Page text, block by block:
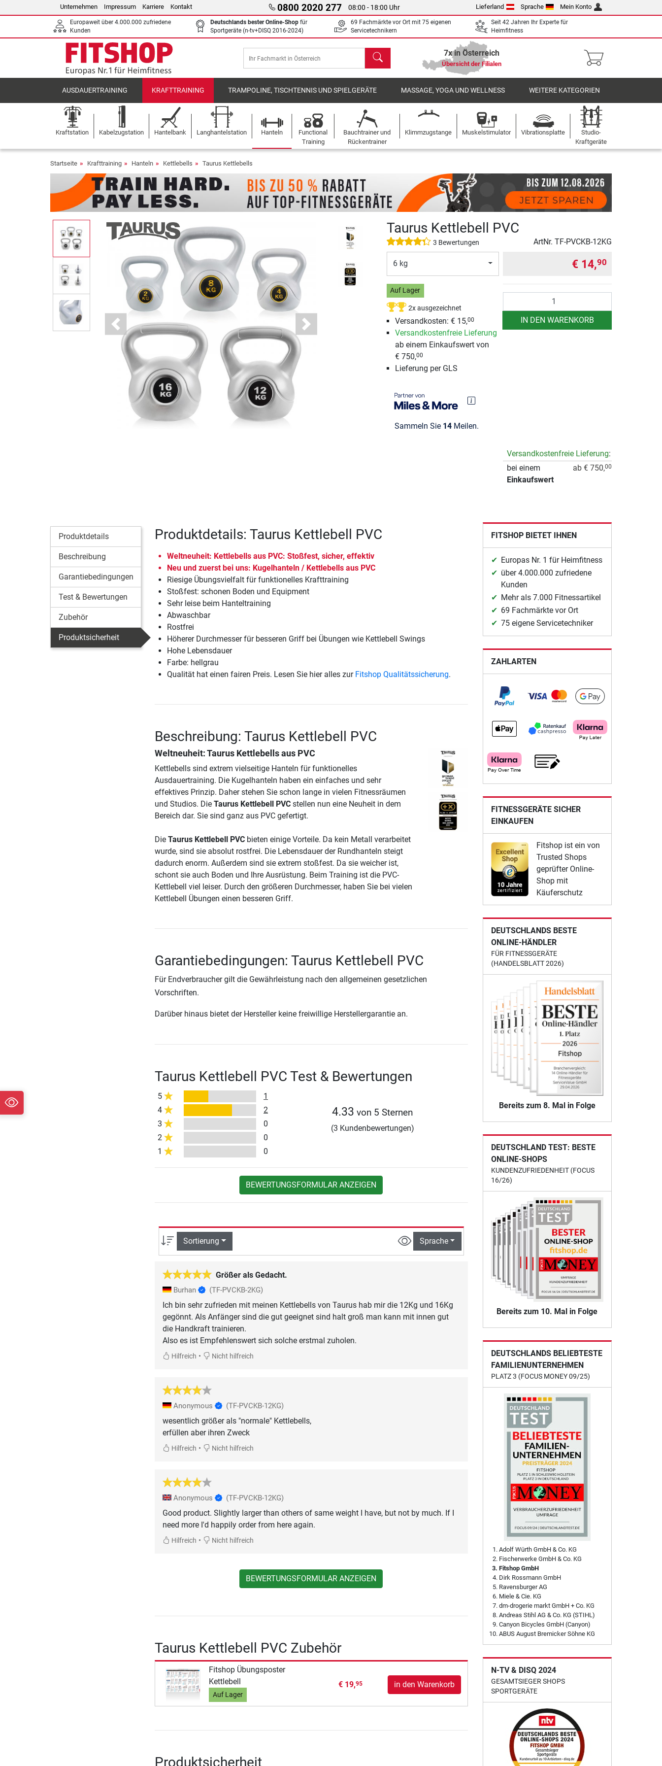
Unternehmen Impressum Karriere Kontakt 0800 2020 277 08:00 - 18:00 Uhr Lieferland Sprache Mein Konto
Europaweit über 4.000.000 zufriedene
Kunden
Deutschlands bester Online-Shop für
Sportgeräte (n-tv+DISQ 2016-2024)
69 Fachmärkte vor Ort mit 75 eigenen
Servicetechnikern
Seit 42 Jahren Ihr Experte für
Heimfitness
Suchen 7x in Österreich
Übersicht der Filialen
AUSDAUERTRAINING KRAFTTRAINING TRAMPOLINE, TISCHTENNIS UND SPIELGERÄTE MASSAGE, YOGA UND WELLNESS WEITERE KATEGORIEN
Kraftstation Kabelzugstation Hantelbank Langhantelstation Hanteln
Functional
Training
Bauchtrainer und
Rückentrainer
Klimmzugstange Muskelstimulator Vibrationsplatte
Studio-
Kraftgeräte
Startseite Krafttraining Hanteln Kettlebells Taurus Kettlebells
Previous Next
Taurus Kettlebell PVC
3 Bewertungen ArtNr. TF-PVCKB-12KG
6 kg
Auf Lager
2x ausgezeichnet
Versandkosten:€ 15,00
Versandkostenfreie Lieferung
ab einem Einkaufswert von
€ 750,00
Lieferung per GLS
Sammeln Sie 14Meilen.
€ 14,90
IN DEN WARENKORB
Versandkostenfreie Lieferung:
bei einem
Einkaufswert
ab € 750,00
Produktdetails
Beschreibung
Garantiebedingungen
Test & Bewertungen
Zubehör
Produktsicherheit
Produktdetails: Taurus Kettlebell PVC
Weltneuheit: Kettlebells aus PVC: Stoßfest, sicher, effektiv
Neu und zuerst bei uns: Kugelhanteln / Kettlebells aus PVC
Riesige Übungsvielfalt für funktionelles Krafttraining
Stoßfest: schonen Boden und Equipment
Sehr leise beim Hanteltraining
Abwaschbar
Rostfrei
Höherer Durchmesser für besseren Griff bei Übungen wie Kettlebell Swings
Hohe Lebensdauer
Farbe: hellgrau
Qualität hat einen fairen Preis. Lesen Sie hier alles zur Fitshop Qualitätssicherung.
Beschreibung: Taurus Kettlebell PVC
Weltneuheit: Taurus Kettlebells aus PVC
Kettlebells sind extrem vielseitige Hanteln für funktionelles
Ausdauertraining. Die Kugelhanteln haben ein einfaches und sehr
effektives Prinzip. Daher stehen Sie schon lange in vielen Fitnessräumen
und Studios. Die Taurus Kettlebell PVCstellen nun eine Neuheit in dem
Bereich dar. Sie sind ganz aus PVC gefertigt.
Die Taurus Kettlebell PVCbieten einige Vorteile. Da kein Metall verarbeitet
wurde, sind sie absolut rostfrei. Die Lebensdauer der Rundhanteln steigt
dadurch enorm. Außerdem sind sie extrem stoßfest. Da sie weicher ist,
schont sie auch Boden und Ihre Ausrüstung. Beim Training ist die PVC-
Kettlebell viel leiser. Durch den größeren Durchmesser, haben Sie bei vielen
Kettlebell Übungen einen besseren Griff.
Garantiebedingungen: Taurus Kettlebell PVC
Für Endverbraucher gilt die Gewährleistung nach den allgemeinen gesetzlichen
Vorschriften.
Darüber hinaus bietet der Hersteller keine freiwillige Herstellergarantie an.
Taurus Kettlebell PVC Test & Bewertungen
5
1
4
2
3
0
2
0
1
0
4.33 von 5 Sternen
(3 Kundenbewertungen)
BEWERTUNGSFORMULAR ANZEIGEN
Sortierung Sprache
Größer als Gedacht.
Burhan (TF-PVCKB-2KG)
Ich bin sehr zufrieden mit meinen Kettlebells von Taurus hab mir die 12Kg und 16Kg
gegönnt. Als Anfänger sind die gut geeignet sind halt groß man kann mit innen gut
die Handkraft trainieren.
Also es ist Empfehlenswert sich solche erstmal zuholen.
Hilfreich • Nicht hilfreich
Anonymous (TF-PVCKB-12KG)
wesentlich größer als "normale" Kettlebells,
erfüllen aber ihren Zweck
Hilfreich • Nicht hilfreich
Anonymous (TF-PVCKB-12KG)
Good product. Slightly larger than others of same weight I have, but not by much. If I
need more I'd happily order from here again.
Hilfreich • Nicht hilfreich
BEWERTUNGSFORMULAR ANZEIGEN
Taurus Kettlebell PVC Zubehör
Fitshop Übungsposter
Kettlebell
Auf Lager
€ 19,95 in den Warenkorb
Produktsicherheit
FITSHOP BIETET IHNEN
Europas Nr. 1 für Heimfitness
über 4.000.000 zufriedene
Kunden
Mehr als 7.000 Fitnessartikel
69 Fachmärkte vor Ort
75 eigene Servicetechniker
ZAHLARTEN
FITNESSGERÄTE SICHER
EINKAUFEN
Fitshop ist ein von
Trusted Shops
geprüfter Online-
Shop mit
Käuferschutz
DEUTSCHLANDS BESTE
ONLINE-HÄNDLER
FÜR FITNESSGERÄTE
(HANDELSBLATT 2026)
Bereits zum 8. Mal in Folge
DEUTSCHLAND TEST: BESTE
ONLINE-SHOPS
KUNDENZUFRIEDENHEIT (FOCUS
16/26)
Bereits zum 10. Mal in Folge
DEUTSCHLANDS BELIEBTESTE
FAMILIENUNTERNEHMEN
PLATZ 3 (FOCUS MONEY 09/25)
Adolf Würth GmbH & Co. KG
Fischerwerke GmbH & Co. KG
Fitshop GmbH
Dirk Rossmann GmbH
Ravensburger AG
Miele & Cie. KG
dm-drogerie markt GmbH + Co. KG
Andreas Stihl AG & Co. KG (STIHL)
Canyon Bicycles GmbH (Canyon)
ABUS August Bremicker Söhne KG
N-TV & DISQ 2024
GESAMTSIEGER SHOPS
SPORTGERÄTE